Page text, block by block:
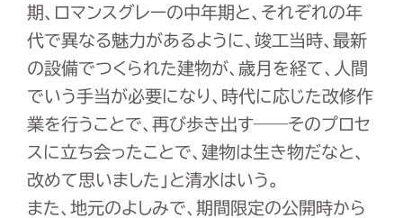
期、ロマンスグレーの中年期と、それぞれの年
代で異なる魅力があるように、竣工当時、最新
の設備でつくられた建物が、歳月を経て、人間
でいう手当が必要になり、時代に応じた改修作
業を行うことで、再び歩き出す――そのプロセ
スに立ち会ったことで、建物は生き物だなと、
改めて思いました」と清水はいう。
また、地元のよしみで、期間限定の公開時から